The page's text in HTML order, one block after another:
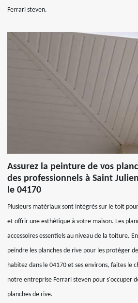
Ferrari steven.
Assurez la peinture de vos
des professionnels à Saint
le 04170
Plusieurs matériaux sont intégrés sur le toit
et offrir une esthétique à votre maison. Les
accessoires essentiels au niveau de la toiture.
peindre les planches de rive pour les protéger
habitez dans le 04170 et ses environs, faites le
notre entreprise Ferrari steven pour s'occuper
planches de rive.